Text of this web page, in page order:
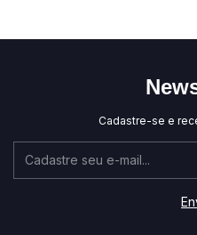
Vasos e cachepôs.
sem flores — mudam a
Cadastre-se e